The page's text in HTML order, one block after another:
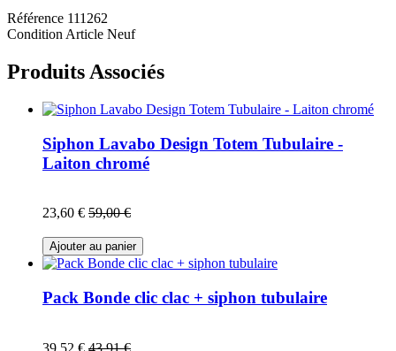
Référence 111262
Condition Article Neuf
Produits Associés
Siphon Lavabo Design Totem Tubulaire -
Laiton chromé
23,60 € 59,00 €
Ajouter au panier
Pack Bonde clic clac + siphon tubulaire
39,52 € 43,91 €